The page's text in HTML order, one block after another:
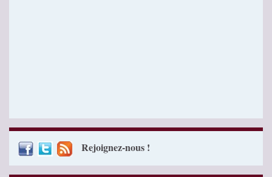
Rejoignez-nous !